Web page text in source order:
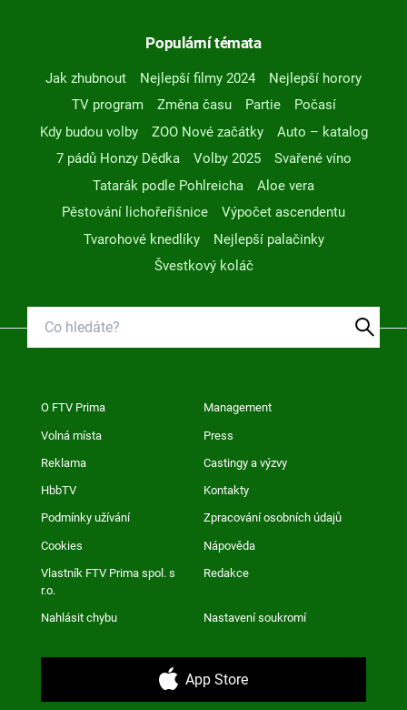
Populární témata
Jak zhubnout Nejlepší filmy 2024
Nejlepší horory
TV program
Změna času Partie
Počasí
Kdy budou volby
ZOO Nové začátky
Auto – katalog
7 pádů Honzy Dědka
Volby 2025
Svařené víno
Tatarák podle Pohlreicha
Aloe vera
Pěstování lichořeřišnice
Výpočet ascendentu
Tvarohové knedlíky
Nejlepší palačinky
Švestkový koláč
O FTV Prima Management
Volná místa Press
Reklama Castingy a výzvy
HbbTV Kontakty
Podmínky užívání Zpracování osobních údajů
Cookies Nápověda
Vlastník FTV Prima spol. s
r.o.
Redakce
Nahlásit chybu Nastavení soukromí
App Store